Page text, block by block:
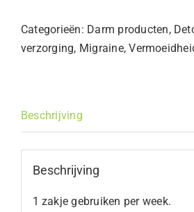
(STERK)
aantal
Categorieën: Darm producten,
verzorging, Migraine,
Beschrijving
Beschrijving
1 zakje gebruiken per week.